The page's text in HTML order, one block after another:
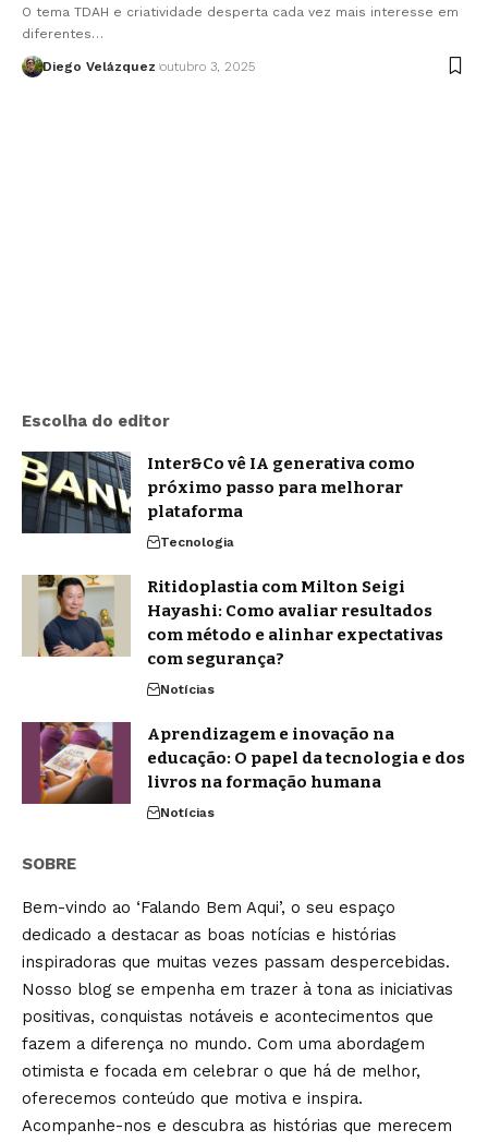
O tema TDAH e criatividade desperta cada vez mais interesse em
diferentes…
Diego Velázquez outubro 3, 2025
Escolha do editor
Inter&Co vê IA generativa como
próximo passo para melhorar
plataforma
Tecnologia
Ritidoplastia com Milton Seigi
Hayashi: Como avaliar resultados
com método e alinhar expectativas
com segurança?
Notícias
Aprendizagem e inovação na
educação: O papel da tecnologia e dos
livros na formação humana
Notícias
SOBRE
Bem-vindo ao ‘Falando Bem Aqui’, o seu espaço
dedicado a destacar as boas notícias e histórias
inspiradoras que muitas vezes passam despercebidas.
Nosso blog se empenha em trazer à tona as iniciativas
positivas, conquistas notáveis e acontecimentos que
fazem a diferença no mundo. Com uma abordagem
otimista e focada em celebrar o que há de melhor,
oferecemos conteúdo que motiva e inspira.
Acompanhe-nos e descubra as histórias que merecem